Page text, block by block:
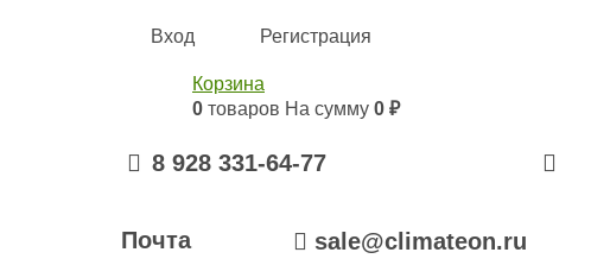
Вход Регистрация
Корзина
0 товаров На сумму 0 ₽
8 928 331-64-77
Почта sale@climateon.ru